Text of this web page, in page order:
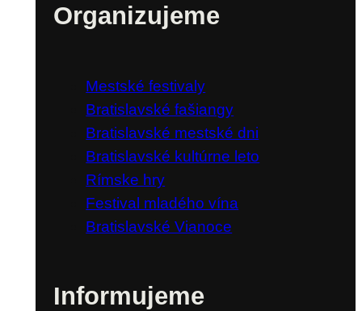
Organizujeme
Mestské festivaly
Bratislavské fašiangy
Bratislavské mestské dni
Bratislavské kultúrne leto
Rímske hry
Festival mladého vína
Bratislavské Vianoce
Informujeme